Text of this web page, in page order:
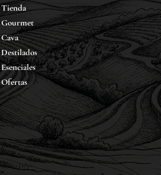
Tienda
Gourmet
Cava
Destilados
Esenciales
Ofertas